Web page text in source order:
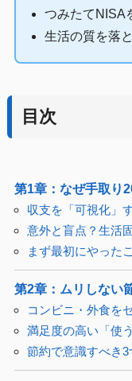
つみたてNISA
生活の質を落
目次
第1章：なぜ手取り
収支を「可視化」
意外と盲点？生活
まず最初にやった
第2章：ムリしない
コンビニ・外食を
満足度の高い「使
節約で意識すべき3